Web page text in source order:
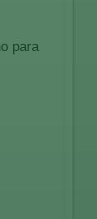
para